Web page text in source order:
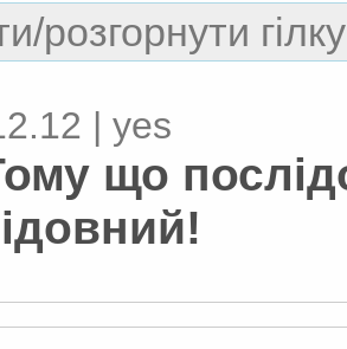
розгорнути
| yes
що